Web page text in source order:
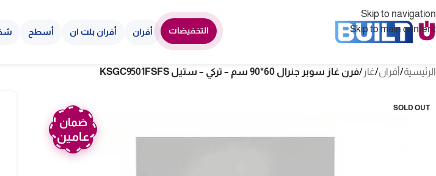
Skip to navigation
Skip to main content
التخفيضات أفران أفران بلت ان أسطح
الرئيسية/أفران/غاز /فرن غاز سوبر جنرال 60*90 سم – تركي – ستيل KSGC9501FSFS
SOLD OUT
ضمان
عامين